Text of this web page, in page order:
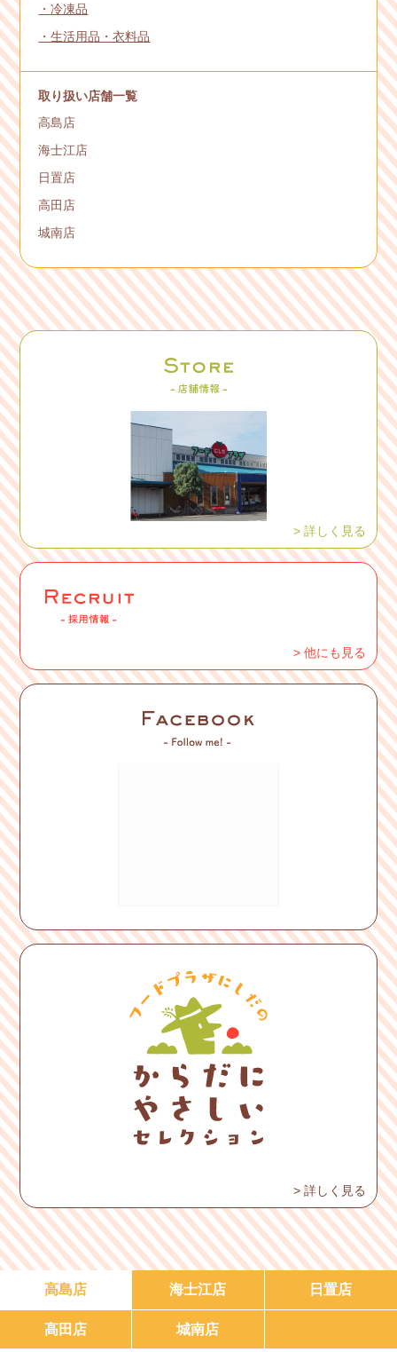
冷凍品
生活用品・衣料品
取り扱い店舗一覧
高島店
海士江店
日置店
高田店
城南店
> 詳しく見る
> 他にも見る
> 詳しく見る
高島店 海士江店 日置店
高田店 城南店